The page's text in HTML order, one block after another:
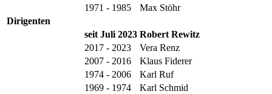
1971 - 1985
Max Stöhr
Dirigenten
seit Juli 2023 Robert Rewitz
2017 - 2023
Vera Renz
2007 - 2016
Klaus Fiderer
1974 - 2006
Karl Ruf
1969 - 1974
Karl Schmid